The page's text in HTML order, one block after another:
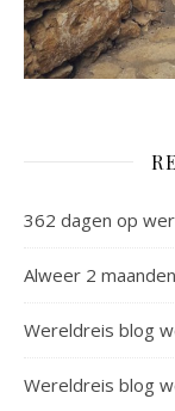
362 dagen op
Alweer 2
Wereldreis blog
Wereldreis blog